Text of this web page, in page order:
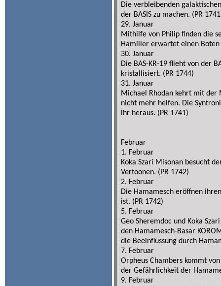
Die verbleibenden
der BASIS zu machen. (PR
29. Januar
Mithilfe von Philip finden die
Hamiller erwartet einen Boten
30. Januar
Die BAS-KR-19 flieht von der
kristallisiert. (PR 1744)
31. Januar
Michael Rhodan kehrt mit der
nicht mehr helfen. Die
ihr heraus. (PR 1741)
Februar
1. Februar
Koka Szari Misonan besucht
Vertoonen. (PR 1742)
2. Februar
Die Hamamesch eröffnen
ist. (PR 1742)
5. Februar
Geo Sheremdoc und Koka
den Hamamesch-Basar
die Beeinflussung durch
7. Februar
Orpheus Chambers kommt
der Gefährlichkeit der
9. Februar